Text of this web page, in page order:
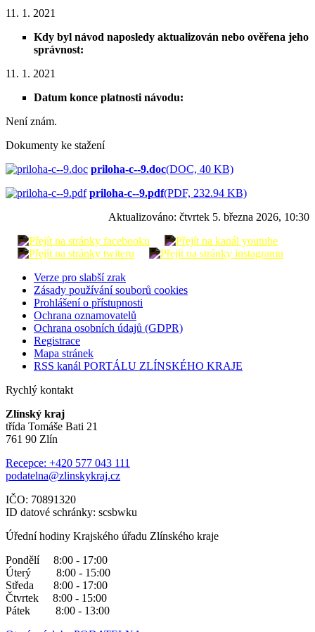
11. 1. 2021
Kdy byl návod naposledy aktualizován nebo ověřena jeho
správnost:
11. 1. 2021
Datum konce platnosti návodu:
Není znám.
Dokumenty ke stažení
priloha-c--9.doc(DOC, 40 KB)
priloha-c--9.pdf(PDF, 232.94 KB)
Aktualizováno: čtvrtek 5. března 2026, 10:30
Verze pro slabší zrak
Zásady používání souborů cookies
Prohlášení o přístupnosti
Ochrana oznamovatelů
Ochrana osobních údajů (GDPR)
Registrace
Mapa stránek
RSS kanál PORTÁLU ZLÍNSKÉHO KRAJE
Rychlý kontakt
Zlínský kraj
třída Tomáše Bati 21
761 90 Zlín
Recepce: +420 577 043 111
podatelna@zlinskykraj.cz
IČO: 70891320
ID datové schránky: scsbwku
Úřední hodiny Krajského úřadu Zlínského kraje
Pondělí 8:00 - 17:00
Úterý 8:00 - 15:00
Středa 8:00 - 17:00
Čtvrtek 8:00 - 15:00
Pátek 8:00 - 13:00